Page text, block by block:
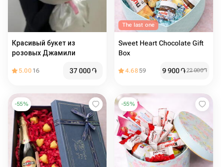
Красивый букет из
розовых Джамили
5.00 16 37 000֏
The last one
Sweet Heart Chocolate Gift
Box
4.6859 9 900֏22 000֏
-55% -55%